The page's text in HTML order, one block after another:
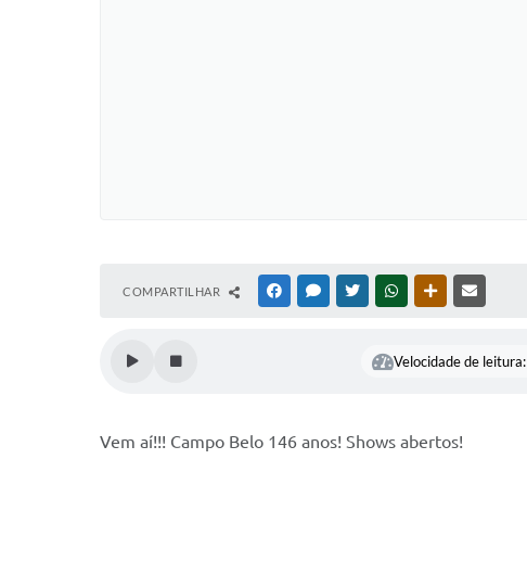
COMPARTILHAR FACEBOOKMESSENGER
TWITTERWHATSAPPOUTRAS MÍDIAS
Velocidade de leitura:
Vem aí!!! Campo Belo 146 anos! Shows abertos!